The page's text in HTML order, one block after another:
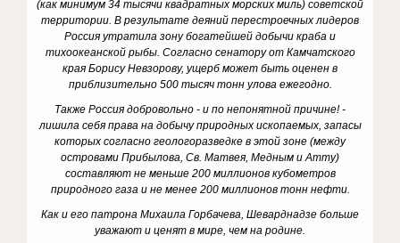
(как минимум 34 тысячи квадратных морских миль) советской
территории. В результате деяний перестроечных лидеров
Россия утратила зону богатейшей добычи краба и
тихоокеанской рыбы. Согласно сенатору от Камчатского
края Борису Невзорову, ущерб может быть оценен в
приблизительно 500 тысяч тонн улова ежегодно.
Также Россия добровольно - и по непонятной причине! -
лишила себя права на добычу природных ископаемых, запасы
которых согласно геологоразведке в этой зоне (между
островами Прибылова, Св. Матвея, Медным и Атту)
составляют не меньше 200 миллионов кубометров
природного газа и не менее 200 миллионов тонн нефти.
Как и его патрона Михаила Горбачева, Шеварднадзе больше
уважают и ценят в мире, чем на родине.